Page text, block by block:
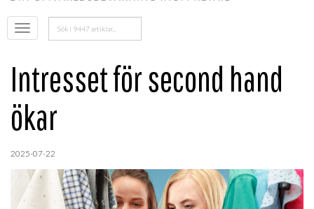
Öppna
menyn
Sök
efter:
Intresset för second hand
ökar
2025-07-22